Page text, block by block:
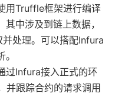
用Truffle框架进行编译
中涉及到链上数据，
处理。可以搭配Infura
过Infura接入正式的环
并跟踪合约的请求调用